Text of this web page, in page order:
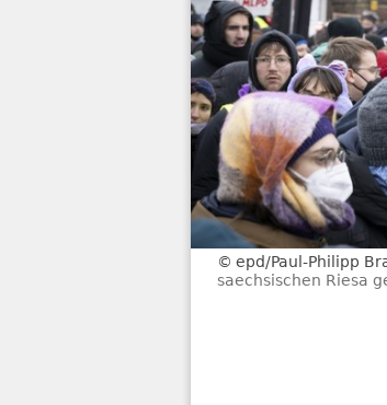
epd/Paul-Philipp
saechsischen Riesa